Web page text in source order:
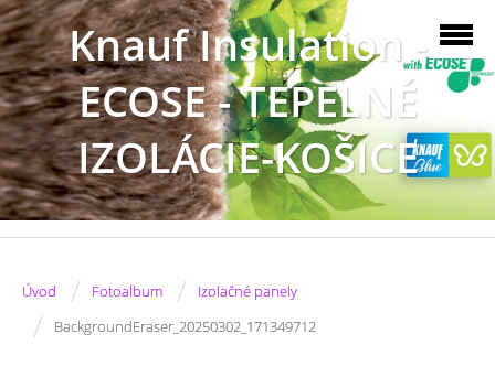
Knauf Insulation -
ECOSE - TEPELNÉ
IZOLÁCIE-KOŠICE
Úvod / Fotoalbum / Izolačné panely
/ BackgroundEraser_20250302_171349712